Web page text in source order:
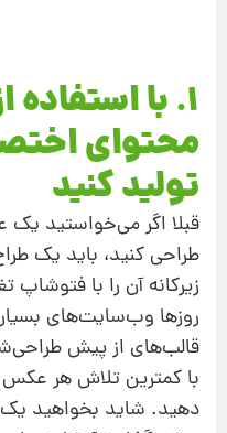
1. با استفاده
محتوای
تولید کنید
قبلا اگر می‌خواستید یک
طراحی کنید، باید یک
زیرکانه آن را با فتوشاپ
روزها وب‌سایت‌های
قالب‌های از پیش
با کمترین تلاش هر عکس
دهید. شاید بخواهید